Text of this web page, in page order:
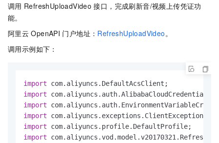
调用 RefreshUploadVideo 接口，完成刷新音/视频上传凭证功
能。
阿里云 OpenAPI 门户地址： RefreshUploadVideo 。
调用示例如下：
import
import
import
import
import
import